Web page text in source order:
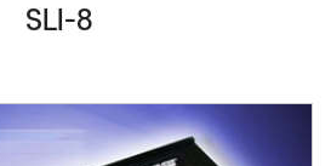
SLI-8